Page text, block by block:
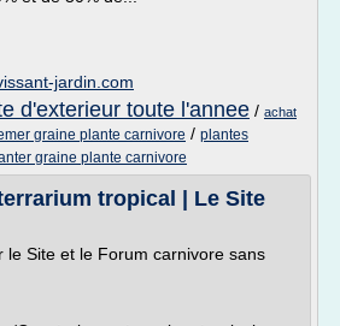
jardin.com
d'exterieur toute l'annee / achat
graine plante carnivore / plantes
graine plante carnivore
tropical | Le Site
le Site et le Forum carnivore sans